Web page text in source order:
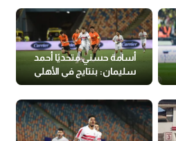
أسامة حسني متحديًا أحمد
سليمان: بنتايج في الأهلي
(فيديو)